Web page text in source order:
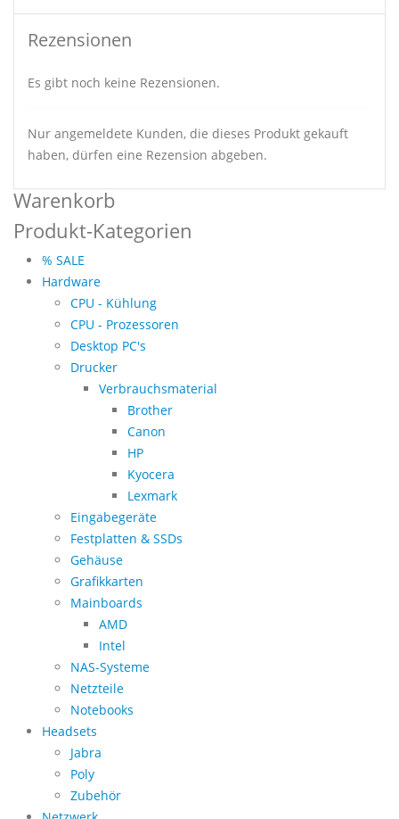
Rezensionen
Es gibt noch keine Rezensionen.
Nur angemeldete Kunden, die dieses Produkt gekauft
haben, dürfen eine Rezension abgeben.
Warenkorb
Produkt-Kategorien
% SALE
Hardware
CPU - Kühlung
CPU - Prozessoren
Desktop PC's
Drucker
Verbrauchsmaterial
Brother
Canon
HP
Kyocera
Lexmark
Eingabegeräte
Festplatten & SSDs
Gehäuse
Grafikkarten
Mainboards
AMD
Intel
NAS-Systeme
Netzteile
Notebooks
Headsets
Jabra
Poly
Zubehör